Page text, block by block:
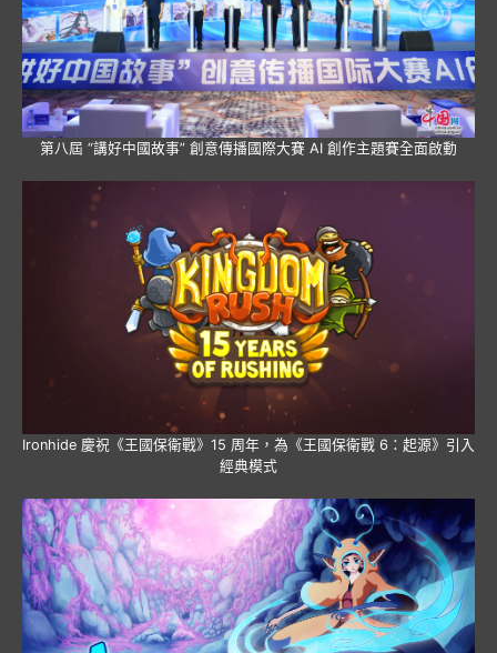
第八屆 “講好中國故事” 創意傳播國際大賽 AI 創作主題賽全面啟動
Ironhide 慶祝《王國保衛戰》15 周年，為《王國保衛戰 6：起源》引入
經典模式